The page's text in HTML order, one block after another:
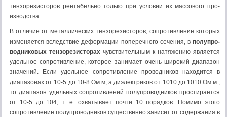
тензорезисторов рентабельно только при условии их массового про­
изводства
В отличие от металлических тензорезисторов, сопротивление кото­рых
изменяется вследствие деформации поперечного сечения, в полупро­
водниковых тензорезисторах чувствительным к натяжению является
удельное сопротивление, которое занимает очень широкий диапазон
зна­чений. Если удельное сопротивление проводников находится в
диапазонах от 10-5 до 10-8 Ом.м, а диэлектриков от 1010 до 1010 Ом.м.,
то диапазон удельных сопротивлений полупроводников простирается
от 10-5 до 104, т. е. охватывает почти 10 порядков. Помимо этого
сопротивле­ние полупроводников существенно зависит от содержания в